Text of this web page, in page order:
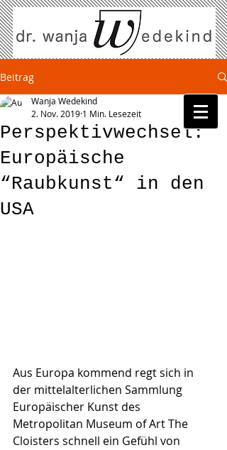
Beitrag
Perspektivwechsel:
Europäische
“Raubkunst“ in den
USA
Wanja Wedekind
2. Nov. 2019 1 Min. Lesezeit
Aus Europa kommend regt sich in
der mittelalterlichen Sammlung
Europäischer Kunst des
Metropolitan Museum of Art The
Cloisters schnell ein Gefühl von